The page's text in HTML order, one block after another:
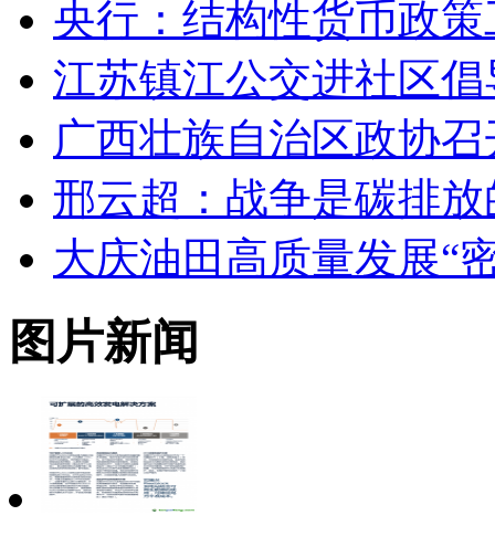
央行：结构性货币政
江苏镇江公交进社区
广西壮族自治区政协
邢云超：战争是碳排
大庆油田高质量发展“
图片新闻